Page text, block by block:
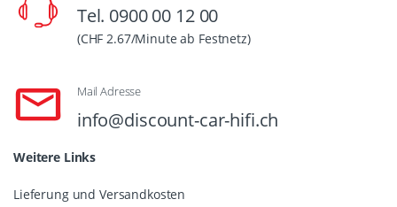
Tel. 0900 00 12 00
(CHF 2.67/Minute ab Festnetz)
Mail Adresse
info@discount-car-hifi.ch
Weitere Links
Lieferung und Versandkosten